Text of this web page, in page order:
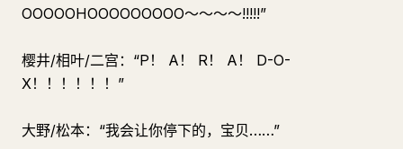
OOOOOHOOOOOOOOO〜〜〜〜!!!!!”
樱井/相叶/二宫：“P！ A！ R！ A！ D-O-
X！！！！！！”
大野/松本：“我会让你停下的，宝贝……”